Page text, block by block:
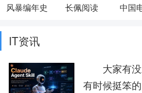
风暴编年史 长佩阅读 中国
IT资讯
大家有没
有时候挺笨